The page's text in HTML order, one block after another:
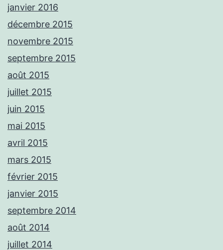
janvier 2016
décembre 2015
novembre 2015
septembre 2015
août 2015
juillet 2015
juin 2015
mai 2015
avril 2015
mars 2015
février 2015
janvier 2015
septembre 2014
août 2014
juillet 2014